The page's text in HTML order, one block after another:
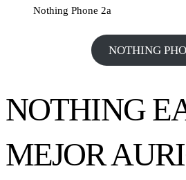
Nothing Phone 2a
NOTHING
NOTHING
MEJOR